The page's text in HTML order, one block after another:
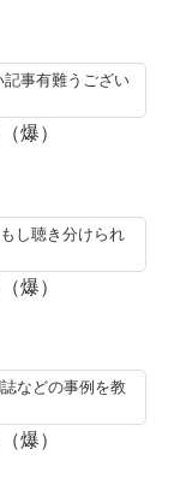
事有難うござい
爆）
し聴き分けられ
爆）
などの事例を教
爆）